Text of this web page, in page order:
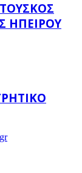
ΗΠΕΊΡΟΥ